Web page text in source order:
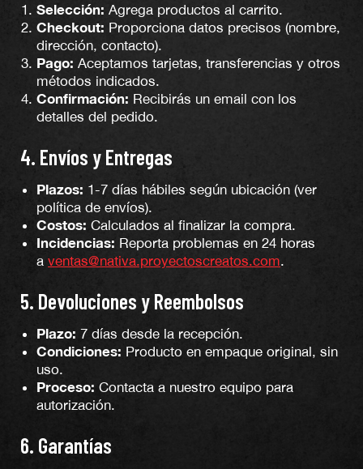
Selección: Agrega productos al carrito.
Checkout: Proporciona datos precisos (nombre,
dirección, contacto).
Pago: Aceptamos tarjetas, transferencias y otros
métodos indicados.
Confirmación: Recibirás un email con los
detalles del pedido.
4. Envíos y Entregas
Plazos: 1-7 días hábiles según ubicación (ver
política de envíos).
Costos: Calculados al finalizar la compra.
Incidencias: Reporta problemas en 24 horas
a ventas@nativa.proyectoscreatos.com.
5. Devoluciones y Reembolsos
Plazo: 7 días desde la recepción.
Condiciones: Producto en empaque original, sin
uso.
Proceso: Contacta a nuestro equipo para
autorización.
6. Garantías